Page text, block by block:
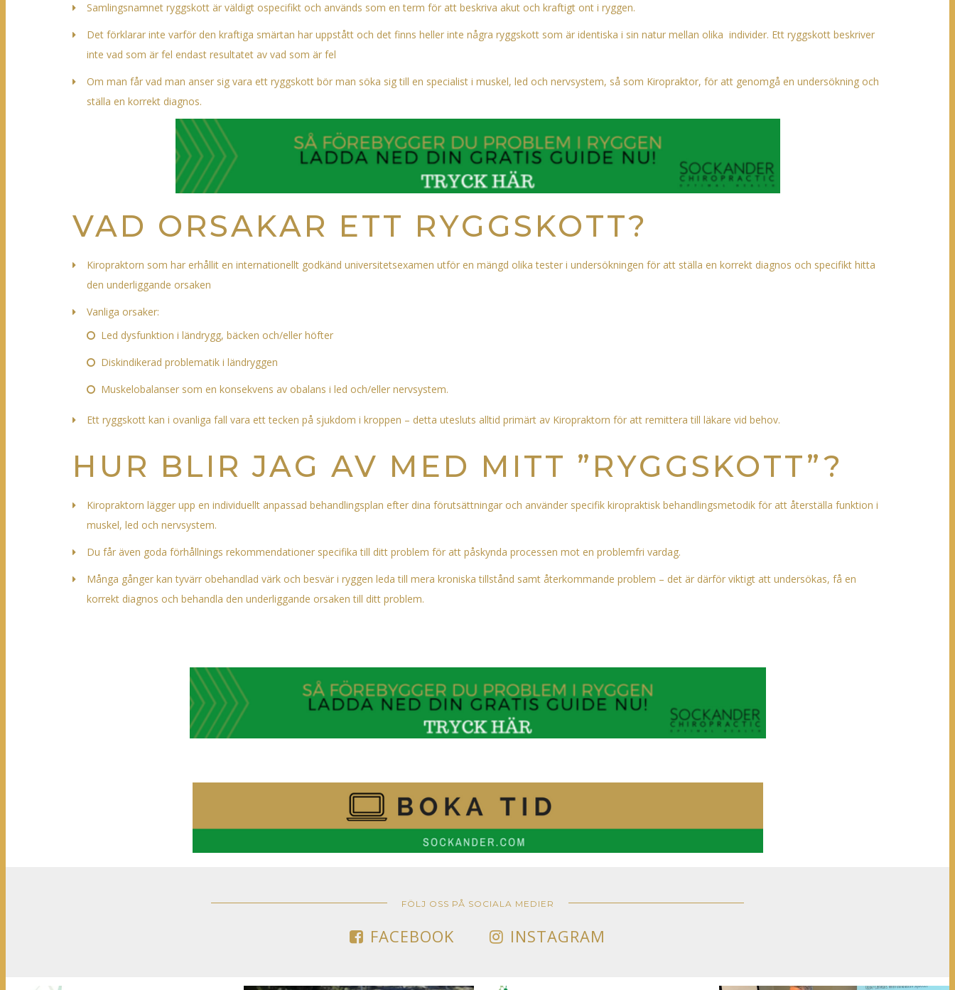
Samlingsnamnet ryggskott är väldigt ospecifikt och används som en term för att beskriva akut och kraftigt ont i ryggen.
Det förklarar inte varför den kraftiga smärtan har uppstått och det finns heller inte några ryggskott som är identiska i sin natur mellan olika individer. Ett ryggskott beskriver
inte vad som är fel endast resultatet av vad som är fel
Om man får vad man anser sig vara ett ryggskott bör man söka sig till en specialist i muskel, led och nervsystem, så som Kiropraktor, för att genomgå en undersökning och
ställa en korrekt diagnos.
VAD ORSAKAR ETT RYGGSKOTT?
Kiropraktorn som har erhållit en internationellt godkänd universitetsexamen utför en mängd olika tester i undersökningen för att ställa en korrekt diagnos och specifikt hitta
den underliggande orsaken
Vanliga orsaker:
Led dysfunktion i ländrygg, bäcken och/eller höfter
Diskindikerad problematik i ländryggen
Muskelobalanser som en konsekvens av obalans i led och/eller nervsystem.
Ett ryggskott kan i ovanliga fall vara ett tecken på sjukdom i kroppen – detta utesluts alltid primärt av Kiropraktorn för att remittera till läkare vid behov.
HUR BLIR JAG AV MED MITT ”RYGGSKOTT”?
Kiropraktorn lägger upp en individuellt anpassad behandlingsplan efter dina förutsättningar och använder specifik kiropraktisk behandlingsmetodik för att återställa funktion i
muskel, led och nervsystem.
Du får även goda förhållnings rekommendationer specifika till ditt problem för att påskynda processen mot en problemfri vardag.
Många gånger kan tyvärr obehandlad värk och besvär i ryggen leda till mera kroniska tillstånd samt återkommande problem – det är därför viktigt att undersökas, få en
korrekt diagnos och behandla den underliggande orsaken till ditt problem.
FÖLJ OSS PÅ SOCIALA MEDIER
FACEBOOK INSTAGRAM